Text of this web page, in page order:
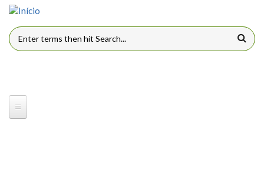
Pular para o conteúdo principal
FORMULÁRIO DE BUSCA